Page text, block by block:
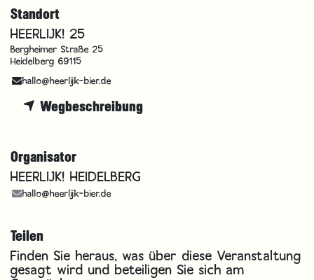
Standort
HEERLIJK! 25
Bergheimer Straße 25
Heidelberg 69115
hallo@heerlijk-bier.de
Wegbeschreibung
Organisator
HEERLIJK! HEIDELBERG
hallo@heerlijk-bier.de
Teilen
Finden Sie heraus, was über diese Veranstaltung
gesagt wird und beteiligen Sie sich am